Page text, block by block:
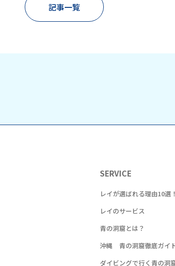
記事一覧
SERVICE
レイが選ばれる理由10選
レイのサービス
青の洞窟とは？
沖縄 青の洞窟徹底ガイ
ダイビングで行く青の洞